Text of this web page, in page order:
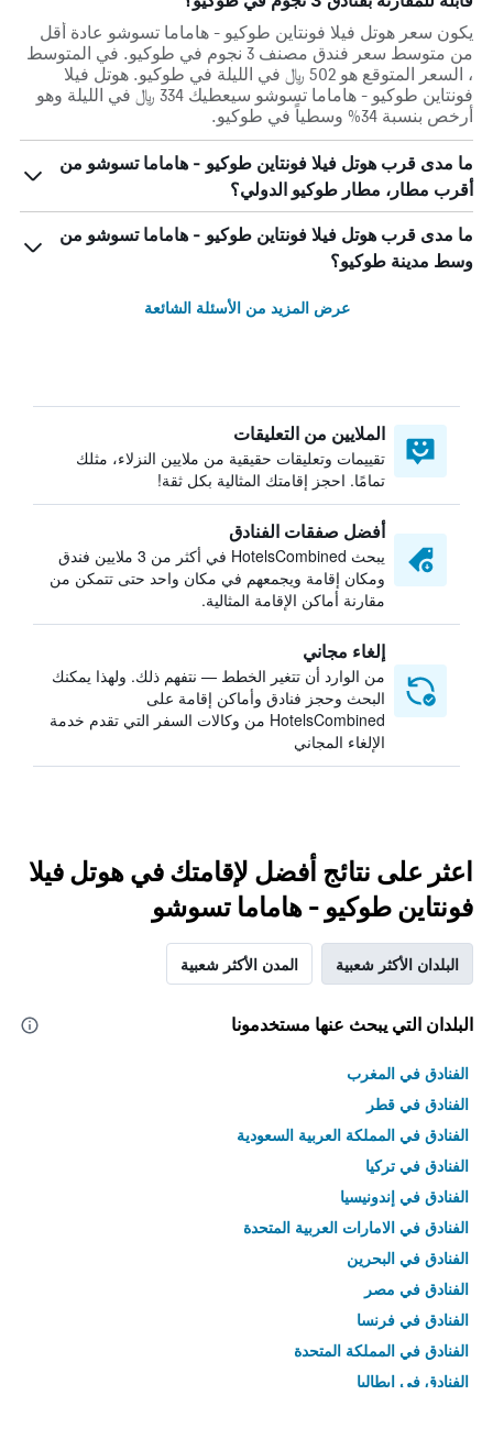
يكون سعر هوتل فيلا فونتاين طوكيو - هاماما تسوشو عادة أقل
من متوسط ​​سعر فندق مصنف 3 نجوم في طوكيو. في المتوسط
، السعر المتوقع هو 502 ﷼ في الليلة في طوكيو. هوتل فيلا
فونتاين طوكيو - هاماما تسوشو سيعطيك 334 ﷼ في الليلة وهو
أرخص بنسبة 34% وسطياً في طوكيو.
ما مدى قرب هوتل فيلا فونتاين طوكيو - هاماما تسوشو من
أقرب مطار، مطار طوكيو الدولي؟
ما مدى قرب هوتل فيلا فونتاين طوكيو - هاماما تسوشو من
وسط مدينة طوكيو؟
عرض المزيد من الأسئلة الشائعة
الملايين من التعليقات
تقييمات وتعليقات حقيقية من ملايين النزلاء، مثلك
تمامًا. احجز إقامتك المثالية بكل ثقة!
أفضل صفقات الفنادق
يبحث HotelsCombined في أكثر من 3 ملايين فندق
ومكان إقامة ويجمعهم في مكان واحد حتى تتمكن من
مقارنة أماكن الإقامة المثالية.
إلغاء مجاني
من الوارد أن تتغير الخطط — نتفهم ذلك. ولهذا يمكنك
البحث وحجز فنادق وأماكن إقامة على
HotelsCombined من وكالات السفر التي تقدم خدمة
الإلغاء المجاني
اعثر على نتائج أفضل لإقامتك في هوتل فيلا
فونتاين طوكيو - هاماما تسوشو
البلدان الأكثر شعبية المدن الأكثر شعبية
البلدان التي يبحث عنها مستخدمونا
الفنادق في المغرب
الفنادق في قطر
الفنادق في المملكة العربية السعودية
الفنادق في تركيا
الفنادق في إندونيسيا
الفنادق في الامارات العربية المتحدة
الفنادق في البحرين
الفنادق في مصر
الفنادق في فرنسا
الفنادق في المملكة المتحدة
الفنادق في إيطاليا